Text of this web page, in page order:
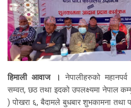
हिमाली आवाज ।
नेपालीहरुको
सम्वत, छठ तथा इदको उपलक्ष्यमा नेपाल
) पोखरा ६, बैदामले बुधबार शुभकामना तथा